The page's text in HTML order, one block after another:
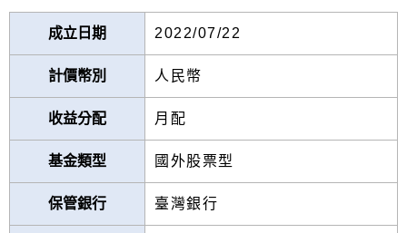
成立日期 2022/07/22
計價幣別 人民幣
收益分配 月配
基金類型 國外股票型
保管銀行 臺灣銀行